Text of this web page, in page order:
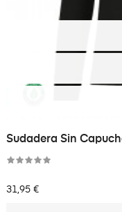
Sudadera Sin
Precio
31,95 €